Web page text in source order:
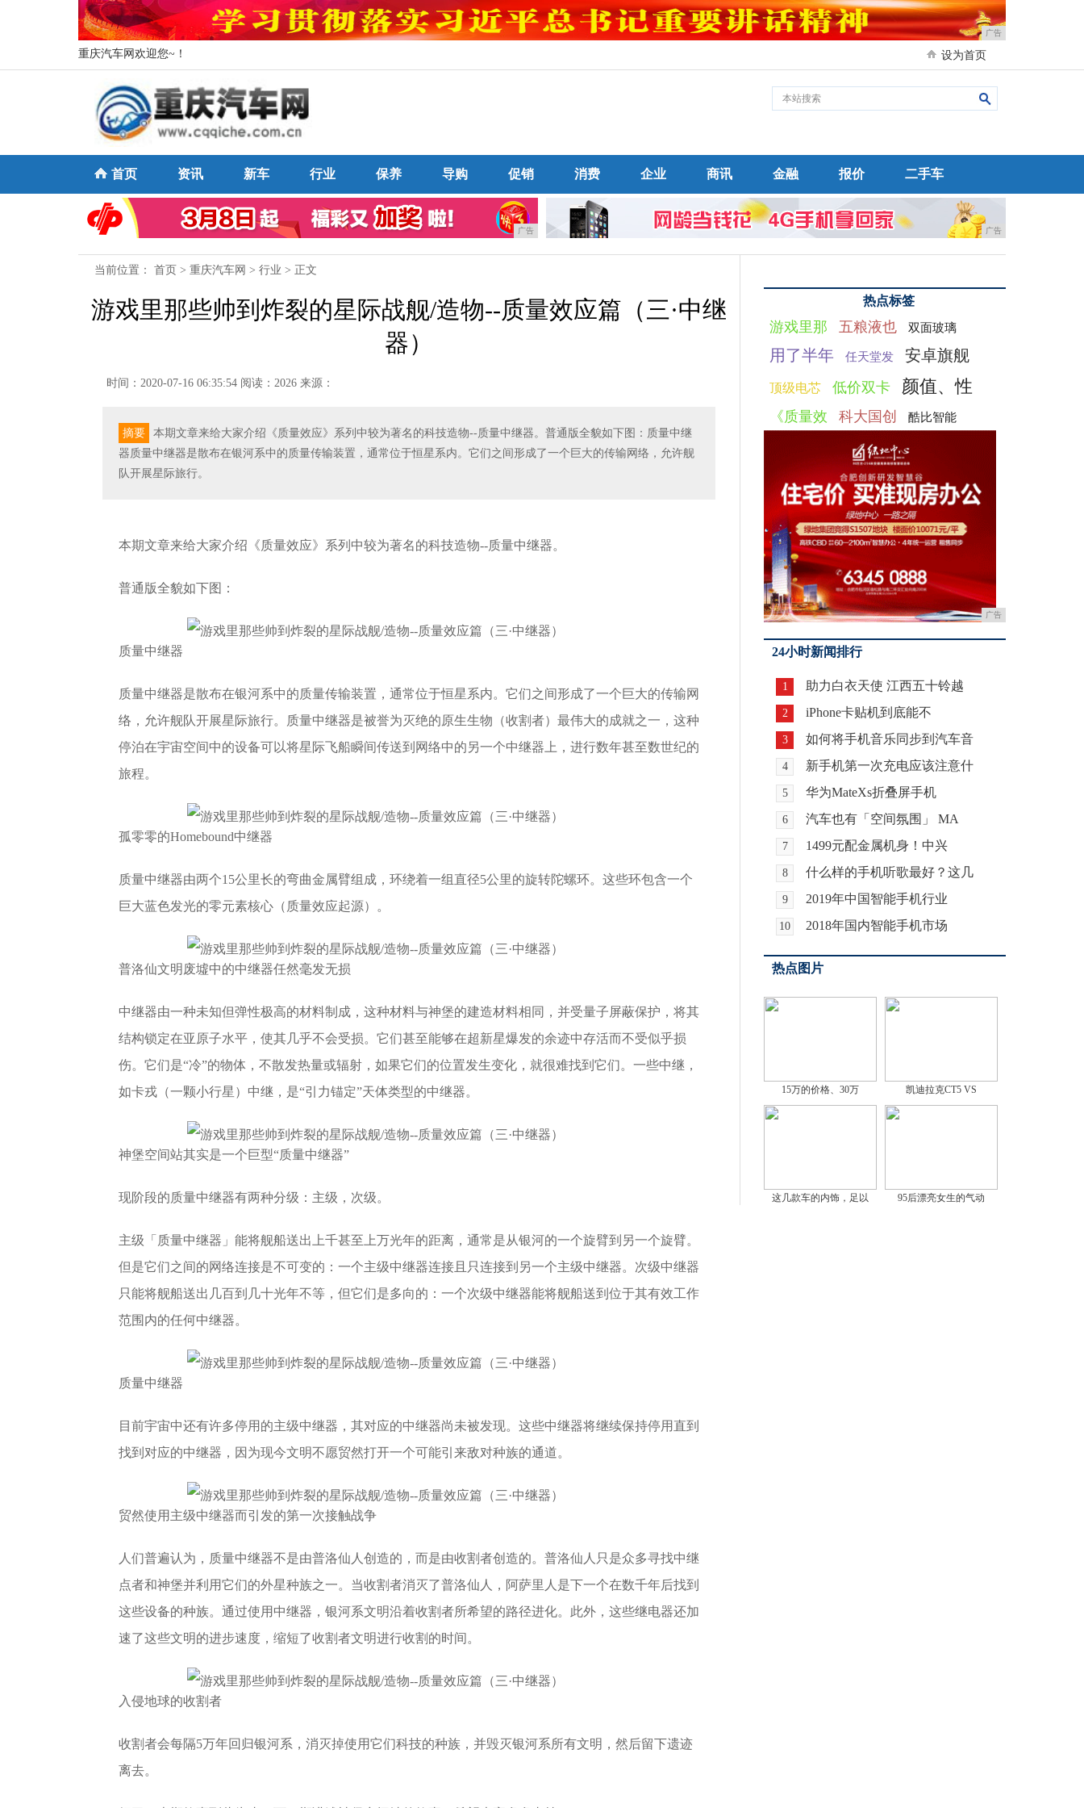
广告
重庆汽车网欢迎您~！ 设为首页
首页 资讯 新车 行业 保养 导购 促销 消费 企业 商讯 金融 报价 二手车
广告 广告
当前位置： 首页 > 重庆汽车网 > 行业 > 正文
游戏里那些帅到炸裂的星际战舰/造物--质量效应篇（三·中继
器）
时间：2020-07-16 06:35:54 阅读：2026 来源：
摘要
本期文章来给大家介绍《质量效应》系列中较为著名的科技造物--质量中继器。普通版全貌如下图：质量中继
器质量中继器是散布在银河系中的质量传输装置，通常位于恒星系内。它们之间形成了一个巨大的传输网络，允许舰
队开展星际旅行。
本期文章来给大家介绍《质量效应》系列中较为著名的科技造物--质量中继器。
普通版全貌如下图：
质量中继器
质量中继器是散布在银河系中的质量传输装置，通常位于恒星系内。它们之间形成了一个巨大的传输网
络，允许舰队开展星际旅行。质量中继器是被誉为灭绝的原生生物（收割者）最伟大的成就之一，这种
停泊在宇宙空间中的设备可以将星际飞船瞬间传送到网络中的另一个中继器上，进行数年甚至数世纪的
旅程。
孤零零的Homebound中继器
质量中继器由两个15公里长的弯曲金属臂组成，环绕着一组直径5公里的旋转陀螺环。这些环包含一个
巨大蓝色发光的零元素核心（质量效应起源）。
普洛仙文明废墟中的中继器任然毫发无损
中继器由一种未知但弹性极高的材料制成，这种材料与神堡的建造材料相同，并受量子屏蔽保护，将其
结构锁定在亚原子水平，使其几乎不会受损。它们甚至能够在超新星爆发的余迹中存活而不受似乎损
伤。它们是“冷”的物体，不散发热量或辐射，如果它们的位置发生变化，就很难找到它们。一些中继，
如卡戎（一颗小行星）中继，是“引力锚定”天体类型的中继器。
神堡空间站其实是一个巨型“质量中继器”
现阶段的质量中继器有两种分级：主级，次级。
主级「质量中继器」能将舰船送出上千甚至上万光年的距离，通常是从银河的一个旋臂到另一个旋臂。
但是它们之间的网络连接是不可变的：一个主级中继器连接且只连接到另一个主级中继器。次级中继器
只能将舰船送出几百到几十光年不等，但它们是多向的：一个次级中继器能将舰船送到位于其有效工作
范围内的任何中继器。
质量中继器
目前宇宙中还有许多停用的主级中继器，其对应的中继器尚未被发现。这些中继器将继续保持停用直到
找到对应的中继器，因为现今文明不愿贸然打开一个可能引来敌对种族的通道。
贸然使用主级中继器而引发的第一次接触战争
人们普遍认为，质量中继器不是由普洛仙人创造的，而是由收割者创造的。普洛仙人只是众多寻找中继
点者和神堡并利用它们的外星种族之一。当收割者消灭了普洛仙人，阿萨里人是下一个在数千年后找到
这些设备的种族。通过使用中继器，银河系文明沿着收割者所希望的路径进化。此外，这些继电器还加
速了这些文明的进步速度，缩短了收割者文明进行收割的时间。
入侵地球的收割者
收割者会每隔5万年回归银河系，消灭掉使用它们科技的种族，并毁灭银河系所有文明，然后留下遗迹
离去。
热点标签
游戏里那 五粮液也 双面玻璃
用了半年 任天堂发 安卓旗舰
顶级电芯 低价双卡 颜值、性
《质量效 科大国创 酷比智能
广告
24小时新闻排行
1 助力白衣天使 江西五十铃越
2 iPhone卡贴机到底能不
3 如何将手机音乐同步到汽车音
4 新手机第一次充电应该注意什
5 华为MateXs折叠屏手机
6 汽车也有「空间氛围」 MA
7 1499元配金属机身！中兴
8 什么样的手机听歌最好？这几
9 2019年中国智能手机行业
10 2018年国内智能手机市场
热点图片
15万的价格、30万 凯迪拉克CT5 VS
这几款车的内饰，足以 95后漂亮女生的气动